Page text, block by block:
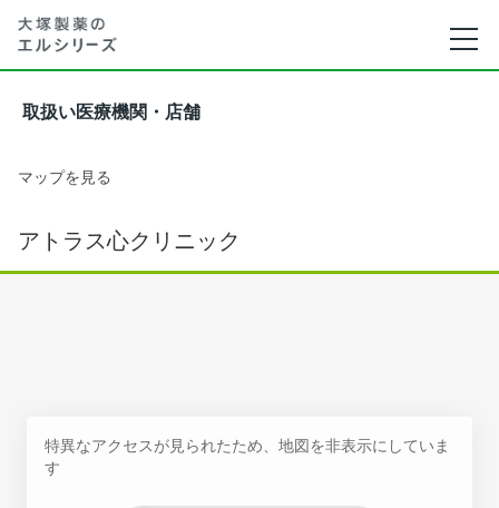
取扱い医療機関・店舗
マップを見る
アトラス心クリニック
特異なアクセスが見られたため、地図を非表示にしていま
す